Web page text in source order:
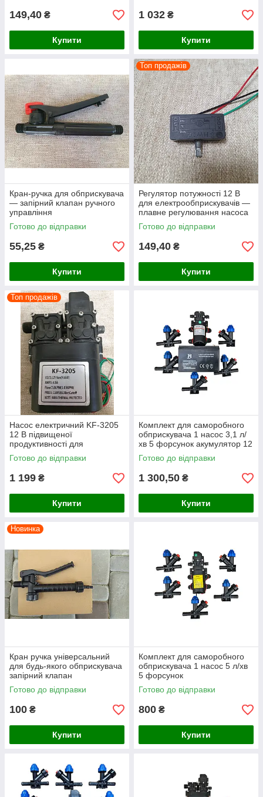
149,40 ₴
Купити
1 032 ₴
Купити
Кран-ручка для обприскувача
— запірний клапан ручного
управління
Готово до відправки
55,25 ₴
Купити
Топ продажів
Регулятор потужності 12 В
для електрообприскувачів —
плавне регулювання насоса
(другий варіант)
Готово до відправки
149,40 ₴
Купити
Топ продажів
Насос електричний KF-3205
12 В підвищеної
продуктивності для
акумуляторних обприскувачів
Готово до відправки
1 199 ₴
Купити
Комплект для саморобного
обприскувача 1 насос 3,1 л/
хв 5 форсунок акумулятор 12
В 8 Аг
Готово до відправки
1 300,50 ₴
Купити
Новинка
Кран ручка універсальний
для будь-якого обприскувача
запірний клапан
Готово до відправки
100 ₴
Купити
Комплект для саморобного
обприскувача 1 насос 5 л/хв
5 форсунок
Готово до відправки
800 ₴
Купити